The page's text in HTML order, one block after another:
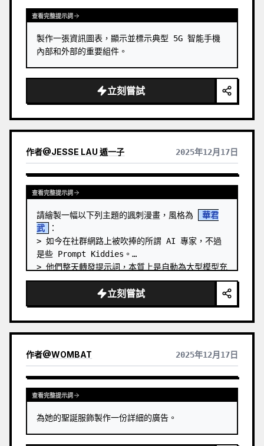
查看完整提示詞
製作一張資訊圖表，顯示並標示典型 5G 智能手機
內部和外部的重要組件。
立刻嘗試
作者@JESSE LAU 遁一子 2025年12月17日
查看完整提示詞
請繪製一幅以下列主題的諷刺漫畫，風格為
華君
武
：
> 如今在社群網路上被吹捧的所謂 AI 專家，不過
是些 Prompt Kiddies。
> 他們整天轉發提示詞，本質上是自動為大型模型充
當燃料。
立刻嘗試
作者@WOMBAT 2025年12月17日
查看完整提示詞
為她的聖誕服飾製作一份詳細的廣告。